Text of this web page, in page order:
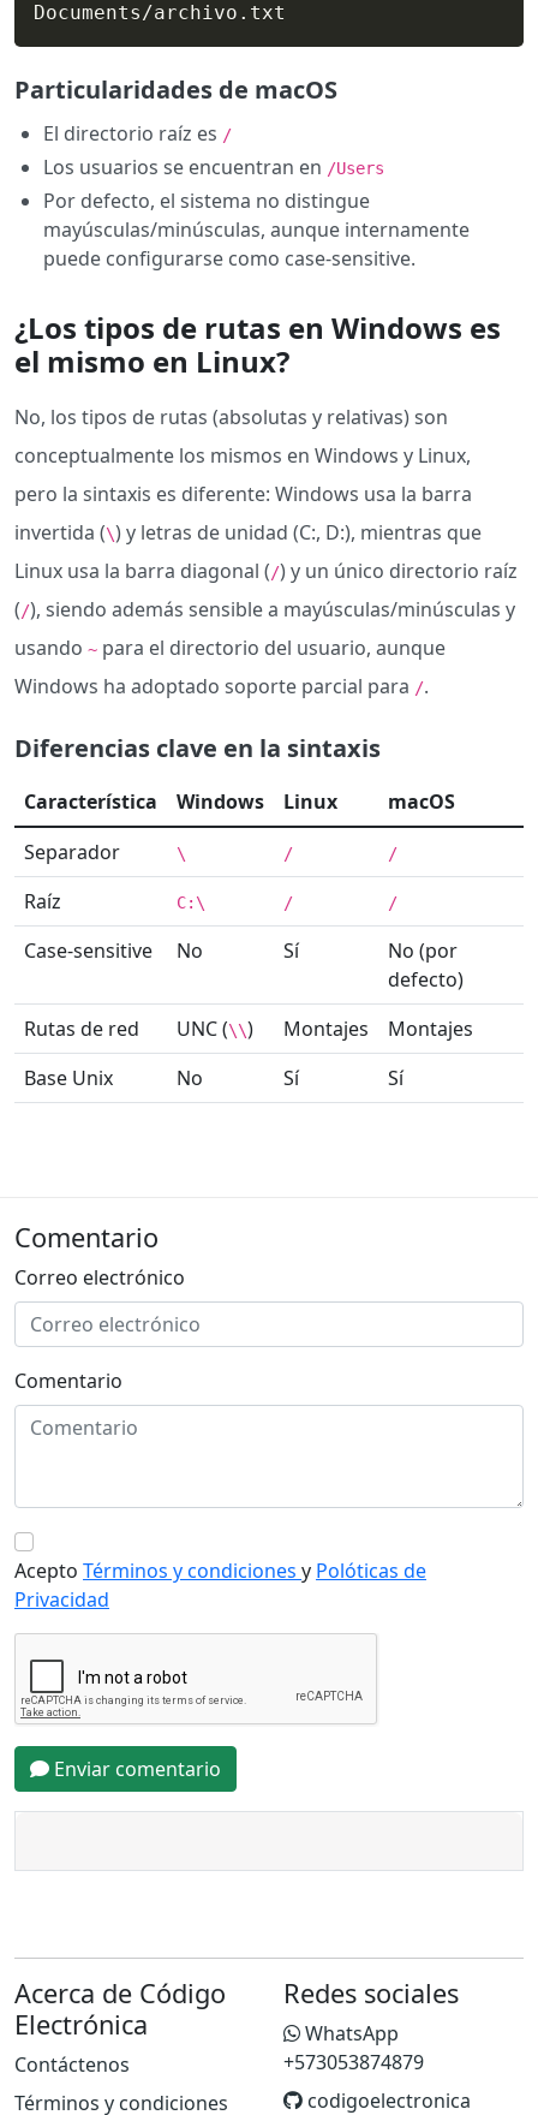
Documents/archivo.txt
Particularidades de macOS
El directorio raíz es /
Los usuarios se encuentran en /Users
Por defecto, el sistema no distingue
mayúsculas/minúsculas, aunque internamente
puede configurarse como case-sensitive.
¿Los tipos de rutas en Windows es
el mismo en Linux?
No, los tipos de rutas (absolutas y relativas) son
conceptualmente los mismos en Windows y Linux,
pero la sintaxis es diferente: Windows usa la barra
invertida (\) y letras de unidad (C:, D:), mientras que
Linux usa la barra diagonal (/) y un único directorio raíz
(/), siendo además sensible a mayúsculas/minúsculas y
usando ~ para el directorio del usuario, aunque
Windows ha adoptado soporte parcial para /.
Diferencias clave en la sintaxis
Característica Windows Linux
macOS
Separador
\ / /
Raíz C:\ / /
Case-sensitive No Sí
No (por
defecto)
Rutas de red
UNC (\\) Montajes
Montajes
Base Unix
No Sí Sí
Comentario
Correo electrónico
Comentario
Acepto Términos y condiciones y Polóticas de
Privacidad
Enviar comentario
Acerca de Código
Electrónica
Contáctenos
Términos y condiciones
Redes sociales
WhatsApp
+573053874879
codigoelectronica